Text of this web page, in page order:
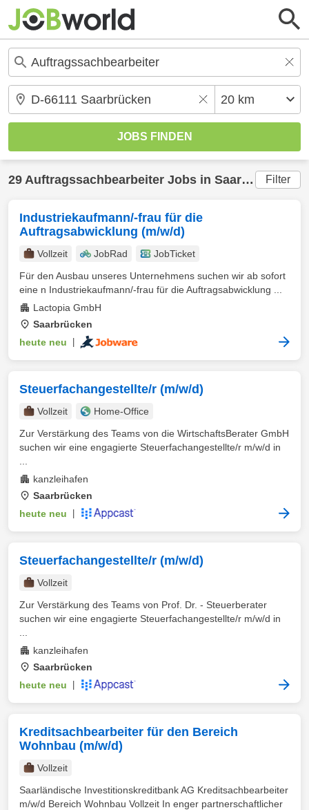
29 Auftragssachbearbeiter Jobs in Saarbrücken Filter
Industriekaufmann/-frau für die
Auftragsabwicklung (m/w/d)
Vollzeit JobRad
JobTicket
Für den Ausbau unseres Unternehmens suchen wir ab sofort
eine n Industriekaufmann/-frau für die Auftragsabwicklung ...
Lactopia GmbH
Saarbrücken
heute neu
Steuerfachangestellte/r (m/w/d)
Vollzeit
Home-Office
Zur Verstärkung des Teams von die WirtschaftsBerater GmbH
suchen wir eine engagierte Steuerfachangestellte/r m/w/d in
kanzleihafen
Saarbrücken
heute neu
Steuerfachangestellte/r (m/w/d)
Vollzeit
Zur Verstärkung des Teams von Prof. Dr. - Steuerberater
suchen wir eine engagierte Steuerfachangestellte/r m/w/d in
kanzleihafen
Saarbrücken
heute neu
Kreditsachbearbeiter für den Bereich
Wohnbau (m/w/d)
Vollzeit
Saarländische Investitionskreditbank AG Kreditsachbearbeiter
m/w/d Bereich Wohnbau Vollzeit In enger partnerschaftlicher